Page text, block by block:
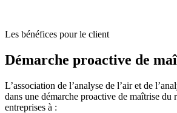
Les bénéfices pour le client
Démarche proactive de
L’association de l’analyse de l’air et de
dans une démarche proactive de maîtrise du
entreprises à :